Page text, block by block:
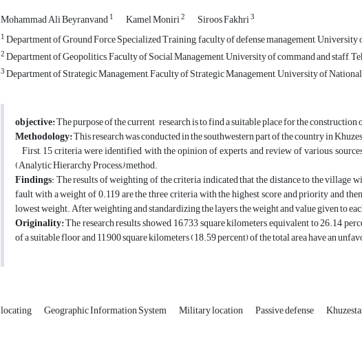
Mohammad Ali Beyranvand1 Kamel Moniri2 Siroos Fakhri3
1Department of Ground Force Specialized Training, faculty of defense management, University
2Department of Geopolitics, Faculty of Social Management, University of command and staff,
3Department of Strategic Management, Faculty of Strategic Management, University of
objective:The purpose of the current research is to find a suitable place for the
Methodology:This research was conducted in the southwestern part of the country in
First, 15 criteria were identified with the opinion of experts and review of various
(Analytic Hierarchy Process)method.
Findings: The results of weighting of the criteria indicated that the distance to the village
fault with a weight of 0.119 are the three criteria with the highest score and priority and
lowest weight. After weighting and standardizing the layers, the weight and value given to
Originality:The research results showed, 16,733 square kilometers, equivalent to 26.14
of a suitable floor and 11,900 square kilometers (18.59 percent) of the total area have an
locating Geographic Information System Military location Passive defense